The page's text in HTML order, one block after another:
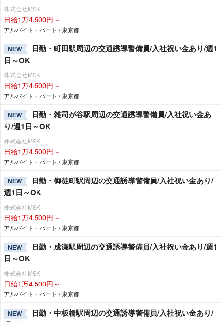
株式会社MSK
日給1万4,500円～
アルバイト・パート / 東京都
NEW
日勤・町田駅周辺の交通誘導警備員/入社祝い金あり/週1
日～OK
株式会社MSK
日給1万4,500円～
アルバイト・パート / 東京都
NEW
日勤・雑司が谷駅周辺の交通誘導警備員/入社祝い金あ
り/週1日～OK
株式会社MSK
日給1万4,500円～
アルバイト・パート / 東京都
NEW
日勤・御徒町駅周辺の交通誘導警備員/入社祝い金あり/
週1日～OK
株式会社MSK
日給1万4,500円～
アルバイト・パート / 東京都
NEW
日勤・成瀬駅周辺の交通誘導警備員/入社祝い金あり/週1
日～OK
株式会社MSK
日給1万4,500円～
アルバイト・パート / 東京都
NEW
日勤・中板橋駅周辺の交通誘導警備員/入社祝い金あり/